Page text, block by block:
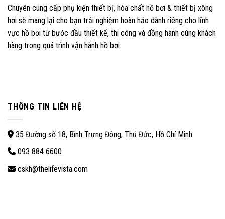
Chuyên cung cấp phụ kiện thiết bị, hóa chất hồ bơi & thiết bị xông
hơi sẽ mang lại cho bạn trải nghiệm hoàn hảo dành riêng cho lĩnh
vực hồ bơi từ bước đầu thiết kế, thi công và đồng hành cùng khách
hàng trong quá trình vận hành hồ bơi.
THÔNG TIN LIÊN HỆ
35 Đường số 18, Bình Trưng Đông, Thủ Đức, Hồ Chí Minh
093 884 6600
cskh@thelifevista.com